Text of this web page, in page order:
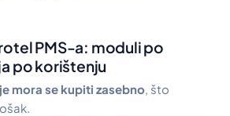
PMS-a: moduli po
po korištenju
mora se kupiti zasebno, što